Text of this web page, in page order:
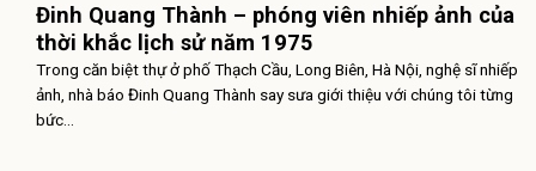
Đinh Quang Thành – phóng viên nhiếp ảnh của
thời khắc lịch sử năm 1975
Trong căn biệt thự ở phố Thạch Cầu, Long Biên, Hà Nội, nghệ sĩ nhiếp
ảnh, nhà báo Đinh Quang Thành say sưa giới thiệu với chúng tôi từng
bức...